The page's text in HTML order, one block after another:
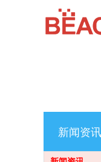
新闻资讯